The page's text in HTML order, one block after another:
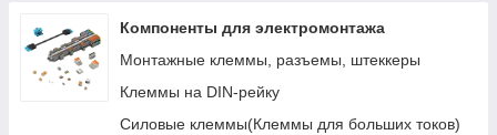
Компоненты для электромонтажа
Монтажные клеммы, разъемы, штеккеры
Клеммы на DIN-рейку
Силовые клеммы(Клеммы для больших токов)